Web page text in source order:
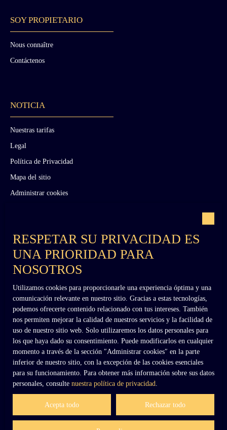
2,572,800 Euros.
SOY PROPIETARIO
Nous connaître
Contáctenos
NOTICIA
Nuestras tarifas
Legal
Política de Privacidad
Mapa del sitio
Administrar cookies
+33 (0)6 02 27 54 27
contact@dennielimmobilier.fr
RESPETAR SU PRIVACIDAD ES
UNA PRIORIDAD PARA
NOSOTROS
Utilizamos cookies para proporcionarle una experiencia óptima y una
comunicación relevante en nuestro sitio. Gracias a estas tecnologías,
podemos ofrecerte contenido relacionado con tus intereses. También
nos permiten mejorar la calidad de nuestros servicios y la facilidad de
uso de nuestro sitio web. Solo utilizaremos los datos personales para
los que haya dado su consentimiento. Puede modificarlos en cualquier
momento a través de la sección ″Administrar cookies″ en la parte
inferior de nuestro sitio, con la excepción de las cookies esenciales
para su funcionamiento. Para obtener más información sobre sus datos
personales, consulte nuestra política de privacidad.
Acepta todo Rechazar todo